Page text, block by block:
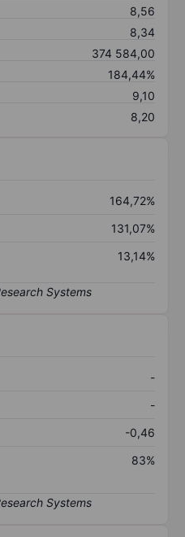
8,56
8,34
374 584,00
184,44%
9,10
8,20
164,72%
131,07%
13,14%
-
-
-0,46
83%